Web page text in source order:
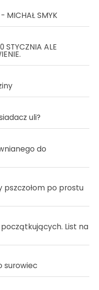
MICHAŁ SMYK
STYCZNIA ALE
uli?
do
pszczołom po prostu
List na
surowiec